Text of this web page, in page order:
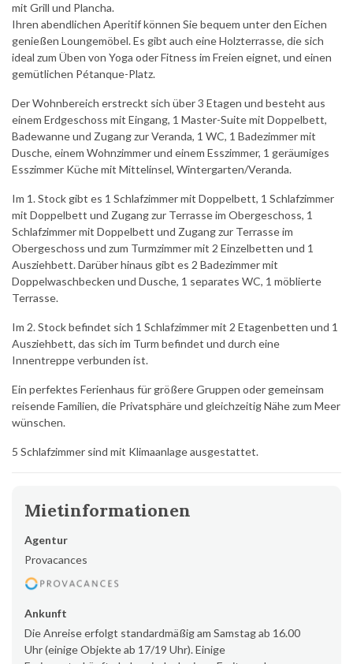
mit Grill und Plancha.
Ihren abendlichen Aperitif können Sie bequem unter den Eichen
genießen Loungemöbel. Es gibt auch eine Holzterrasse, die sich
ideal zum Üben von Yoga oder Fitness im Freien eignet, und einen
gemütlichen Pétanque-Platz.
Der Wohnbereich erstreckt sich über 3 Etagen und besteht aus
einem Erdgeschoss mit Eingang, 1 Master-Suite mit Doppelbett,
Badewanne und Zugang zur Veranda, 1 WC, 1 Badezimmer mit
Dusche, einem Wohnzimmer und einem Esszimmer, 1 geräumiges
Esszimmer Küche mit Mittelinsel, Wintergarten/Veranda.
Im 1. Stock gibt es 1 Schlafzimmer mit Doppelbett, 1 Schlafzimmer
mit Doppelbett und Zugang zur Terrasse im Obergeschoss, 1
Schlafzimmer mit Doppelbett und Zugang zur Terrasse im
Obergeschoss und zum Turmzimmer mit 2 Einzelbetten und 1
Ausziehbett. Darüber hinaus gibt es 2 Badezimmer mit
Doppelwaschbecken und Dusche, 1 separates WC, 1 möblierte
Terrasse.
Im 2. Stock befindet sich 1 Schlafzimmer mit 2 Etagenbetten und 1
Ausziehbett, das sich im Turm befindet und durch eine
Innentreppe verbunden ist.
Ein perfektes Ferienhaus für größere Gruppen oder gemeinsam
reisende Familien, die Privatsphäre und gleichzeitig Nähe zum Meer
wünschen.
5 Schlafzimmer sind mit Klimaanlage ausgestattet.
Mietinformationen
Agentur
Provacances
Ankunft
Die Anreise erfolgt standardmäßig am Samstag ab 16.00
Uhr (einige Objekte ab 17/19 Uhr). Einige